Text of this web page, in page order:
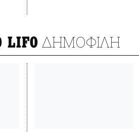
LIFO ΔΗΜΟΦΙΛΗ